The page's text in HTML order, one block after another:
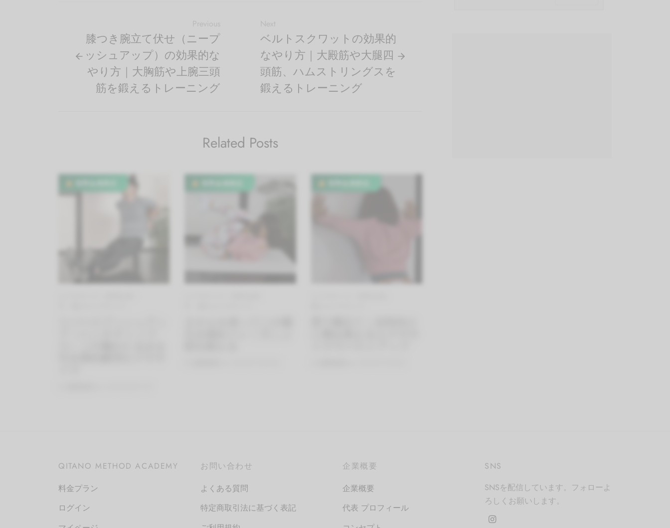
Previous
膝つき腕立て伏せ（ニープ
ッシュアップ）の効果的な
やり方｜大胸筋や上腕三頭
筋を鍛えるトレーニング
ベルトスクワットの効果的
なやり方｜大殿筋や大腿四
頭筋、ハムストリングスを
鍛えるトレーニング
Related Posts
QITANO METHOD ACADEMY
料金プラン
ログイン
お問い合わせ
よくある質問
特定商取引法に基づく表記
企業概要
企業概要
代表 プロフィール
SNS
SNSを配信しています。フォローよ
ろしくお願いします。